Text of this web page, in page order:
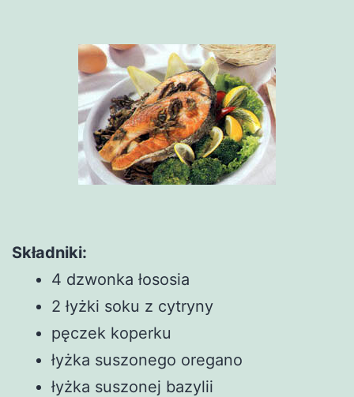
Składniki:
4 dzwonka łososia
2 łyżki soku z cytryny
pęczek koperku
łyżka suszonego oregano
łyżka suszonej bazylii